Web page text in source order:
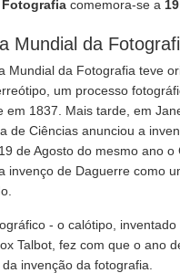
comemora-se a
Mundial da
Mundial da Fotografia teve
um processo
em 1837. Mais tarde, em
de Ciências anunciou a
de Agosto do mesmo ano o
invenço de Daguerre como
- o calótipo, inventado
Talbot, fez com que o ano
invenção da fotografia.